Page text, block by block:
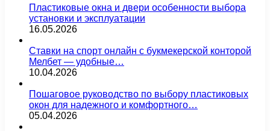
Пластиковые окна и двери особенности выбора
установки и эксплуатации
16.05.2026
Ставки на спорт онлайн с букмекерской конторой
Мелбет — удобные…
10.04.2026
Пошаговое руководство по выбору пластиковых
окон для надежного и комфортного…
05.04.2026